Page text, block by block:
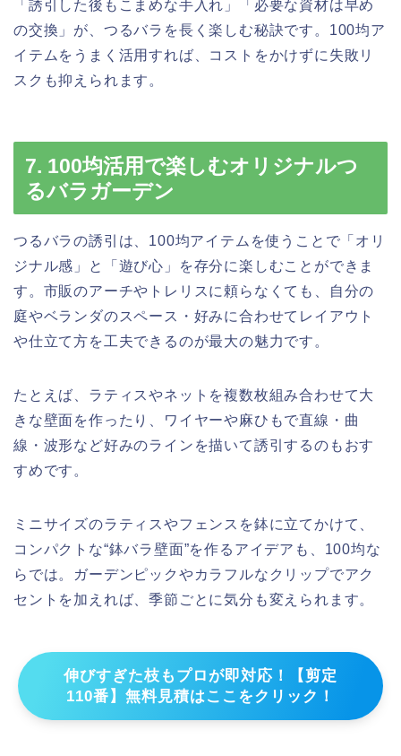
「誘引した後もこまめな手入れ」「必要な資材は早め
の交換」が、つるバラを長く楽しむ秘訣です。100均ア
イテムをうまく活用すれば、コストをかけずに失敗リ
スクも抑えられます。
7. 100均活用で楽しむオリジナルつ
るバラガーデン
つるバラの誘引は、100均アイテムを使うことで「オリ
ジナル感」と「遊び心」を存分に楽しむことができま
す。市販のアーチやトレリスに頼らなくても、自分の
庭やベランダのスペース・好みに合わせてレイアウト
や仕立て方を工夫できるのが最大の魅力です。
たとえば、ラティスやネットを複数枚組み合わせて大
きな壁面を作ったり、ワイヤーや麻ひもで直線・曲
線・波形など好みのラインを描いて誘引するのもおす
すめです。
ミニサイズのラティスやフェンスを鉢に立てかけて、
コンパクトな“鉢バラ壁面”を作るアイデアも、100均な
らでは。ガーデンピックやカラフルなクリップでアク
セントを加えれば、季節ごとに気分も変えられます。
伸びすぎた枝もプロが即対応！【剪定
110番】無料見積はここをクリック！